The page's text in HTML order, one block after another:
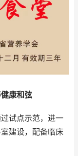
康和弦
试点示范，进一
建设，配备临床